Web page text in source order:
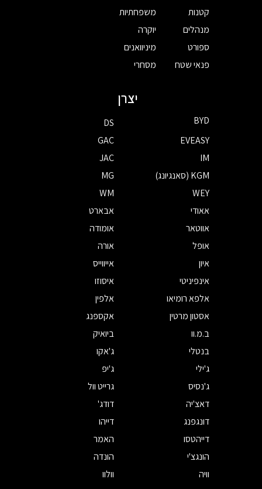
קטנות
מנהלים
ספורט
פנאי שטח
משפחתיות
יוקרה
מיניוואנים
מסחרי
יצרן
BYD
DS
EVEASY
GAC
IM
JAC
KGM (סאנגיונג)
MG
WEY
WM
אאודי
אבארט
אווטאר
אומודה
אופל
אורה
איון
אייווייס
אינפיניטי
איסוזו
אלפא רומיאו
אלפין
אסטון מרטין
אקספנג
ב.מ.וו
ביואיק
בנטלי
ג'אקו
ג'ילי
ג'יפ
ג'נסיס
גרייט וול
דאצ'יה
דודג'
דונגפנג
דייהו
דייהטסו
האמר
הונגצ'י
הונדה
וויה
וולוו